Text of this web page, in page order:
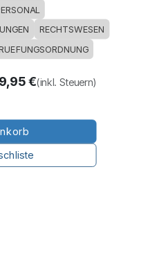
RECHTSWESEN
€(inkl. Steuern)